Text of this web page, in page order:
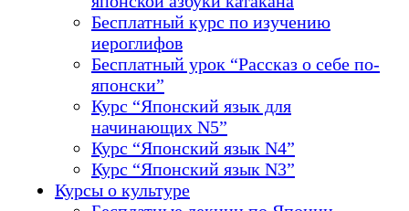
Бесплатный курс по изучению
иероглифов
Бесплатный урок “Рассказ о себе по-
японски”
Курс “Японский язык для
начинающих N5”
Курс “Японский язык N4”
Курс “Японский язык N3”
Курсы о культуре